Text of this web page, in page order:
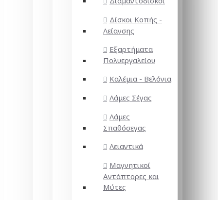
Δίσκοι Κοπής -
Λείανσης
Εξαρτήματα
Πολυεργαλείου
Καλέμια - Βελόνια
Λάμες Σέγας
Λάμες
Σπαθόσεγας
Λειαντικά
Μαγνητικοί
Αντάπτορες και
Μύτες